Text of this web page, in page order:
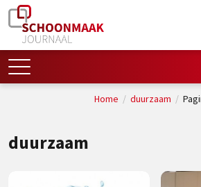
Home / duurzaam /
duurzaam